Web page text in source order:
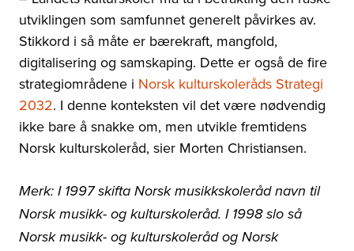
utviklingen som samfunnet generelt påvirkes av.
Stikkord i så måte er bærekraft, mangfold,
digitalisering og samskaping. Dette er også de fire
strategiområdene i Norsk kulturskoleråds Strategi
2032. I denne konteksten vil det være nødvendig
ikke bare å snakke om, men utvikle fremtidens
Norsk kulturskoleråd, sier Morten Christiansen.
Merk: I 1997 skifta Norsk musikkskoleråd navn til
Norsk musikk- og kulturskoleråd. I 1998 slo så
Norsk musikk- og kulturskoleråd og Norsk